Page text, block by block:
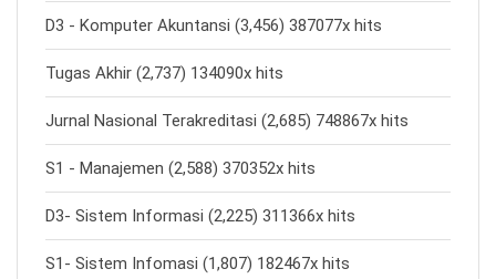
D3 - Komputer Akuntansi (3,456) 387077x hits
Tugas Akhir (2,737) 134090x hits
Jurnal Nasional Terakreditasi (2,685) 748867x hits
S1 - Manajemen (2,588) 370352x hits
D3- Sistem Informasi (2,225) 311366x hits
S1- Sistem Infomasi (1,807) 182467x hits